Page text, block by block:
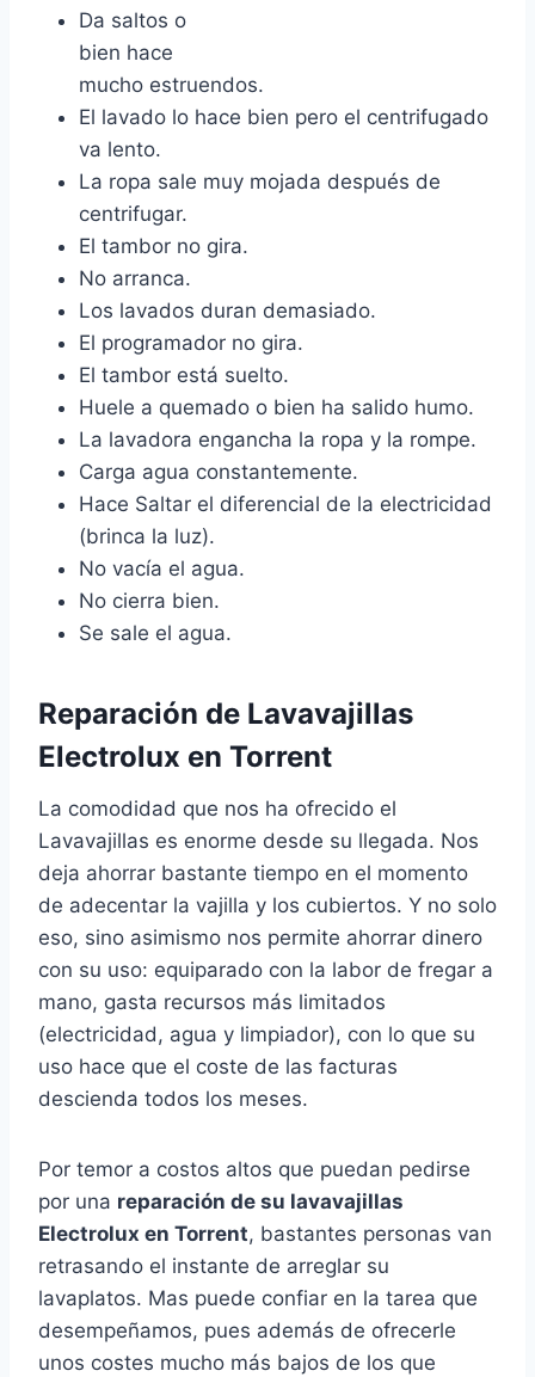
Da saltos o
bien hace
mucho estruendos.
El lavado lo hace bien pero el centrifugado
va lento.
La ropa sale muy mojada después de
centrifugar.
El tambor no gira.
No arranca.
Los lavados duran demasiado.
El programador no gira.
El tambor está suelto.
Huele a quemado o bien ha salido humo.
La lavadora engancha la ropa y la rompe.
Carga agua constantemente.
Hace Saltar el diferencial de la electricidad
(brinca la luz).
No vacía el agua.
No cierra bien.
Se sale el agua.
Reparación de Lavavajillas
Electrolux en Torrent
La comodidad que nos ha ofrecido el
Lavavajillas es enorme desde su llegada. Nos
deja ahorrar bastante tiempo en el momento
de adecentar la vajilla y los cubiertos. Y no solo
eso, sino asimismo nos permite ahorrar dinero
con su uso: equiparado con la labor de fregar a
mano, gasta recursos más limitados
(electricidad, agua y limpiador), con lo que su
uso hace que el coste de las facturas
descienda todos los meses.
Por temor a costos altos que puedan pedirse
por una reparación de su lavavajillas
Electrolux en Torrent, bastantes personas van
retrasando el instante de arreglar su
lavaplatos. Mas puede confiar en la tarea que
desempeñamos, pues además de ofrecerle
unos costes mucho más bajos de los que